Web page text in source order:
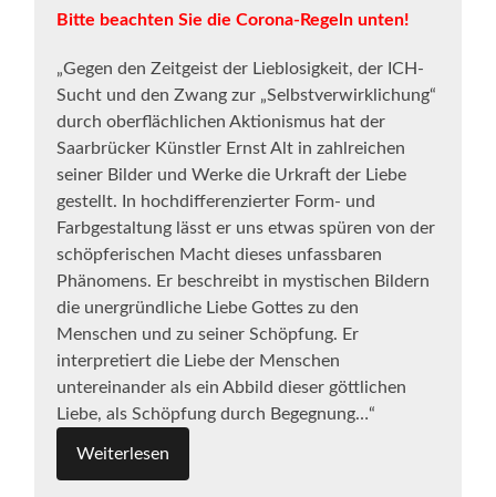
Bitte beachten Sie die Corona-Regeln unten!
„Gegen den Zeitgeist der Lieblosigkeit, der ICH-
Sucht und den Zwang zur „Selbstverwirklichung“
durch oberflächlichen Aktionismus hat der
Saarbrücker Künstler Ernst Alt in zahlreichen
seiner Bilder und Werke die Urkraft der Liebe
gestellt. In hochdifferenzierter Form- und
Farbgestaltung lässt er uns etwas spüren von der
schöpferischen Macht dieses unfassbaren
Phänomens. Er beschreibt in mystischen Bildern
die unergründliche Liebe Gottes zu den
Menschen und zu seiner Schöpfung. Er
interpretiert die Liebe der Menschen
untereinander als ein Abbild dieser göttlichen
Liebe, als Schöpfung durch Begegnung…“
Weiterlesen